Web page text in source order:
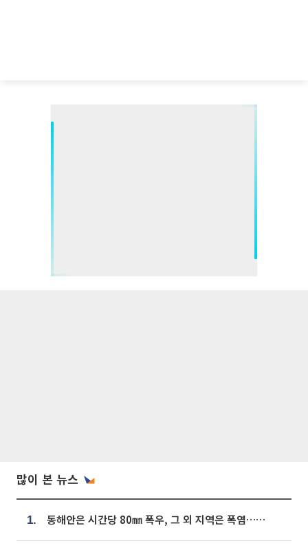
많이 본 뉴스
1. 동해안은 시간당 80㎜ 폭우, 그 외 지역은 폭염…‘극과 극 날씨’